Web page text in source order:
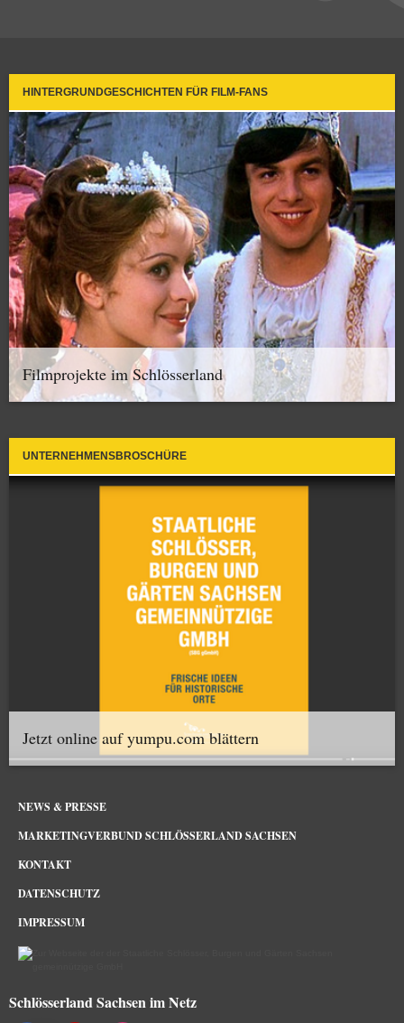
HINTERGRUNDGESCHICHTEN FÜR FILM-FANS
Filmprojekte im Schlösserland
UNTERNEHMENSBROSCHÜRE
Jetzt online auf yumpu.com blättern
NEWS & PRESSE
MARKETINGVERBUND SCHLÖSSERLAND SACHSEN
KONTAKT
DATENSCHUTZ
IMPRESSUM
Schlösserland Sachsen im Netz